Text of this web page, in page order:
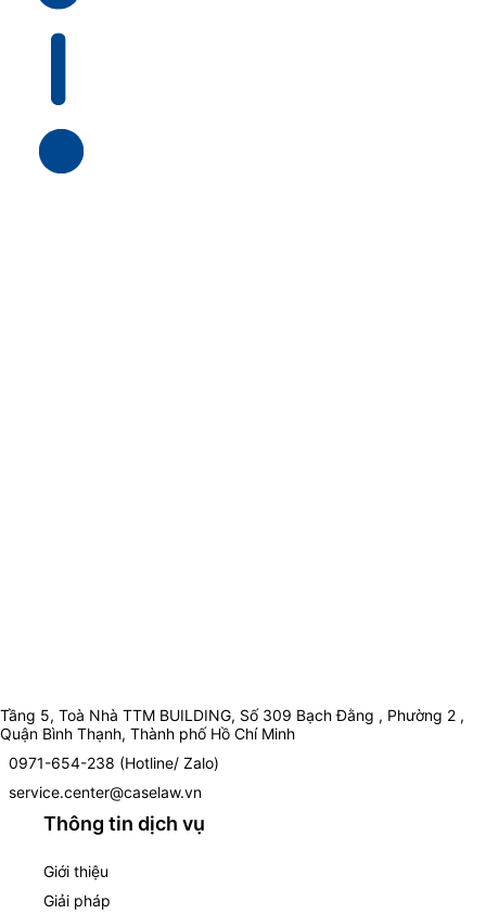
Tầng 5, Toà Nhà TTM BUILDING, Số 309 Bạch Đằng , Phường 2 ,
Quận Bình Thạnh, Thành phố Hồ Chí Minh
0971-654-238 (Hotline/ Zalo)
service.center@caselaw.vn
Thông tin dịch vụ
Giới thiệu
Giải pháp